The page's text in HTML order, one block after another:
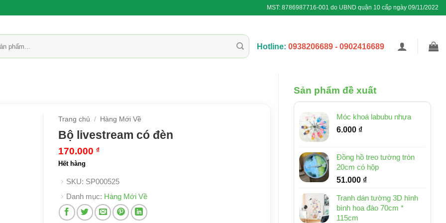
MST: 8786987716-001 do UBND quận 10 cấp ngày 09/11/2022
Hotline: 0938206689 - 0902416689
Sản phẩm đề xuất
Móc khoá labubu nhựa
6.000 ₫
Đồng hồ treo tường tròn
20cm có hộp
51.000 ₫
Tranh dán tường 3D hình
bình hoa đào 70cm *
115cm
Trang chủ / Hàng Mới Về
Bộ livestream có đèn
170.000 ₫
Hết hàng
SKU: SP000525
Danh mục: Hàng Mới Về